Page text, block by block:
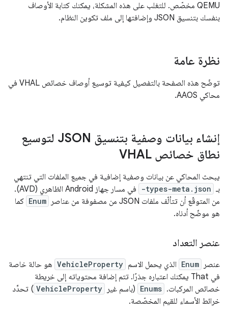
QEMU مخصّص. للتغلب على هذه المشكلة، يمكنك كتابة الأوصاف
بنفسك بتنسيق JSON وإضافتها إلى ملف تكوين النظام.
نظرة عامة
توضّح هذه الصفحة بالتفصيل كيفية توسيع أوصاف خصائص VHAL في
محاكي AAOS.
إنشاء بيانات وصفية بتنسيق JSON لتوسيع
نطاق خصائص VHAL
يبحث المحاكي عن بيانات وصفية إضافية في جميع الملفات التي تنتهي
بـ -types-meta.json
في مسار جهاز Android الظاهري (AVD).
من المتوقّع أن تتألّف ملفات JSON من مصفوفة من عناصر
Enum كما
هو موضّح أدناه.
عنصر التعداد
عنصر Enum الذي يحمل الاسم VehicleProperty هو حالة خاصة
في That يمكنك اعتباره جذرًا. تتم إضافة محتوياته إلى خريطة
خصائص المركبات. Enums (باسم غير VehicleProperty ) تحدِّد
خرائط الأسماء للقيم المخصّصة.